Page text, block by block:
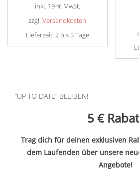
inkl. 19 % MwSt.
zzgl.Versandkosten
Lieferzeit: 2 bis 3 Tage
“UP TO DATE” BLEIBEN!
5 €
Trag dich für deinen exklusiven
dem Laufenden über unsere
Angebote!